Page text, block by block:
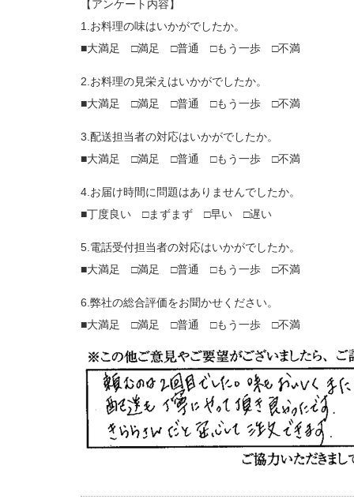
【アンケート内容】
1.お料理の味はいかがでしたか。
■大満足 □満足 □普通 □もう一歩 □不満
2.お料理の見栄えはいかがでしたか。
■大満足 □満足 □普通 □もう一歩 □不満
3.配送担当者の対応はいかがでしたか。
■大満足 □満足 □普通 □もう一歩 □不満
4.お届け時間に問題はありませんでしたか。
■丁度良い □まずまず □早い □遅い
5.電話受付担当者の対応はいかがでしたか。
■大満足 □満足 □普通 □もう一歩 □不満
6.弊社の総合評価をお聞かせください。
■大満足 □満足 □普通 □もう一歩 □不満